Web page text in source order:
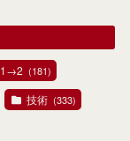
1→2 (181)
技術 (333)